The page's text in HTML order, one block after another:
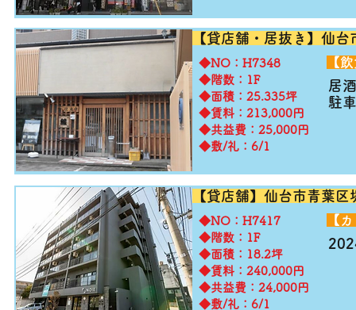
【貸店舗・居抜き】仙
​◆NO：H7348
◆階数：1F
◆面積：25.335坪
◆賃料：213,000円
◆共益費：25,000円
◆敷/礼：6/1
【
居
駐
【貸店舗】仙台市青葉
​◆NO：H7417
◆階数：1F
◆面積：18.2坪
◆賃料：240,000円
◆共益費：24,000円
◆敷/礼：6/1
【